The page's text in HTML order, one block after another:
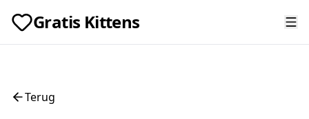
Gratis Kittens
Terug